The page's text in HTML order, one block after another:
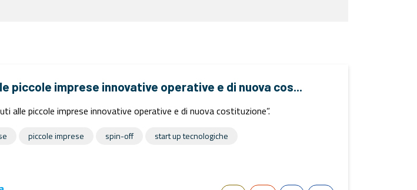
piccole imprese innovative operative e di nuova cos...
alle piccole imprese innovative operative e di nuova costituzione”.
piccole imprese spin-off
start up tecnologiche